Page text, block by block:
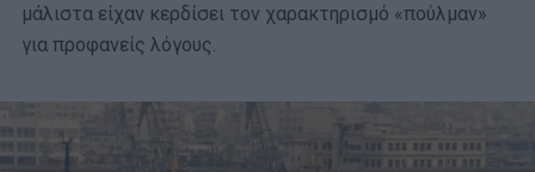
μάλιστα είχαν κερδίσει τον χαρακτηρισμό «πούλμαν»
για προφανείς λόγους.